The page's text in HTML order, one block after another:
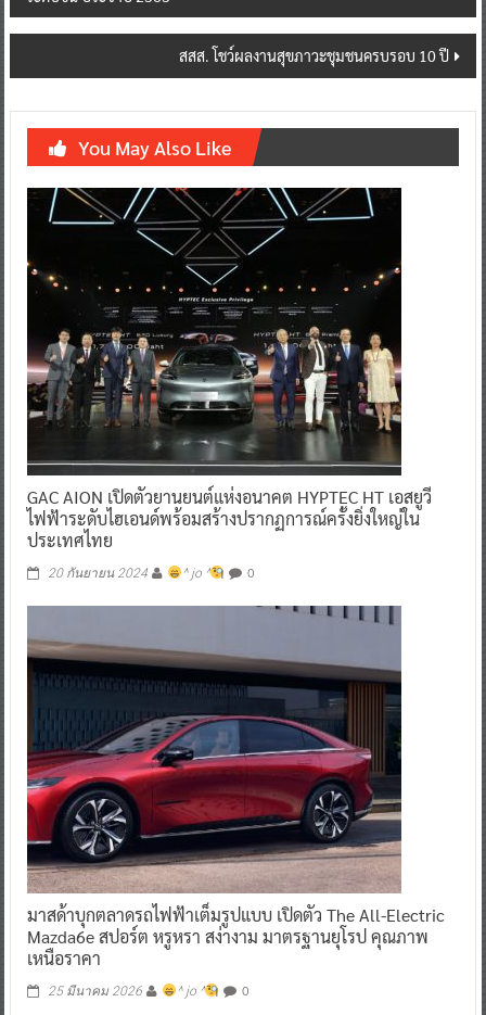
navigation
สสส. โชว์ผลงานสุขภาวะชุมชนครบรอบ 10 ปี
You May Also Like
GAC AION เปิดตัวยานยนต์แห่งอนาคต HYPTEC HT เอสยูวี
ไฟฟ้าระดับไฮเอนด์พร้อมสร้างปรากฏการณ์ครั้งยิ่งใหญ่ใน
ประเทศไทย
20 กันยายน 2024 ^ jo ^ 0
มาสด้าบุกตลาดรถไฟฟ้าเต็มรูปแบบ เปิดตัว The All-Electric
Mazda6e สปอร์ต หรูหรา สง่างาม มาตรฐานยุโรป คุณภาพ
เหนือราคา
25 มีนาคม 2026 ^ jo ^ 0